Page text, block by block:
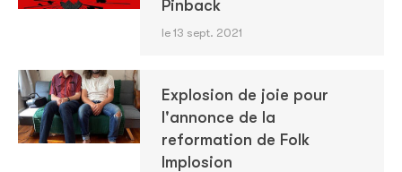
Pinback
le 13 sept. 2021
Explosion de joie pour
l'annonce de la
reformation de Folk
Implosion